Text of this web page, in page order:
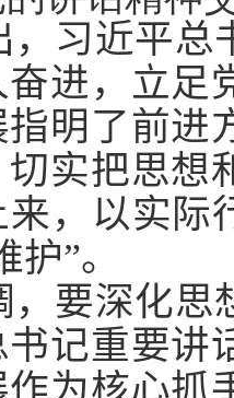
，习近平总
进，立足
明了前进
实把思想
，以实际
”。
，要深化思
记重要讲
为核心抓